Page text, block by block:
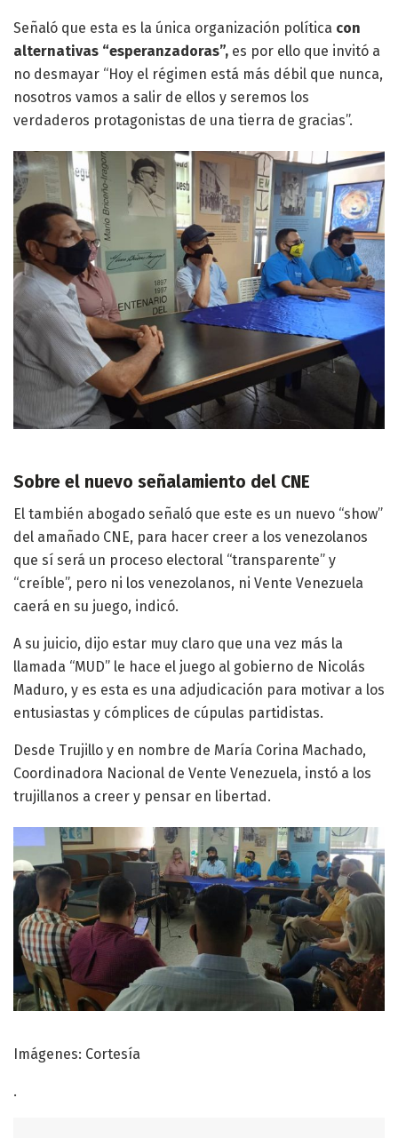
Señaló que esta es la única organización política con
alternativas “esperanzadoras”, es por ello que invitó a
no desmayar “Hoy el régimen está más débil que nunca,
nosotros vamos a salir de ellos y seremos los
verdaderos protagonistas de una tierra de gracias”.
Sobre el nuevo señalamiento del CNE
El también abogado señaló que este es un nuevo “show”
del amañado CNE, para hacer creer a los venezolanos
que sí será un proceso electoral “transparente” y
“creíble”, pero ni los venezolanos, ni Vente Venezuela
caerá en su juego, indicó.
A su juicio, dijo estar muy claro que una vez más la
llamada “MUD” le hace el juego al gobierno de Nicolás
Maduro, y es esta es una adjudicación para motivar a los
entusiastas y cómplices de cúpulas partidistas.
Desde Trujillo y en nombre de María Corina Machado,
Coordinadora Nacional de Vente Venezuela, instó a los
trujillanos a creer y pensar en libertad.
Imágenes: Cortesía
.